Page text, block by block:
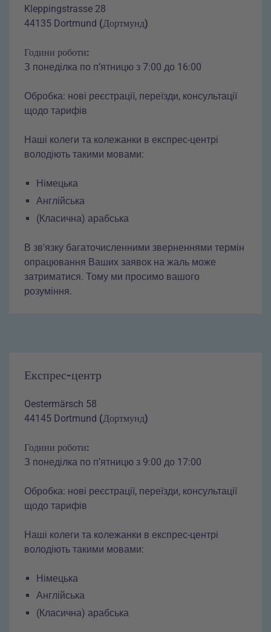
Kleppingstrasse 28
44135 Dortmund (Дортмунд)
Години роботи:
З понеділка по п’ятницю з 7:00 до 16:00
Обробка: нові реєстрації, переїзди, консультації
щодо тарифів
Наші колеги та колежанки в експрес-центрі
володіють такими мовами:
Німецька
Англійська
(Класична) арабська
В зв'язку багаточисленними зверненнями термін
опрацювання Ваших заявок на жаль може
затриматися. Тому ми просимо вашого
розуміння.
Експрес-центр
Oestermärsch 58
44145 Dortmund (Дортмунд)
Години роботи:
З понеділка по п’ятницю з 9:00 до 17:00
Обробка: нові реєстрації, переїзди, консультації
щодо тарифів
Наші колеги та колежанки в експрес-центрі
володіють такими мовами:
Німецька
Англійська
(Класична) арабська